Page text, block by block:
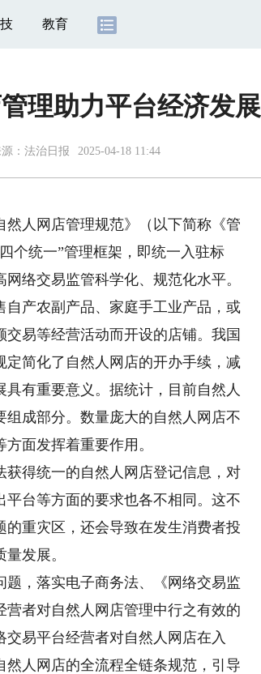
教育
理助力平台经济发展
： 法治日报 2025-04-18 11:44
人网店管理规范》（以下简称《管
个统一”管理框架，即统一入驻标
络交易监管科学化、规范化水平。
产农副产品、家庭手工业产品，或
易等经营活动而开设的店铺。我国
简化了自然人网店的开办手续，减
有重要意义。据统计，目前自然人
组成部分。数量庞大的自然人网店不
面发挥着重要作用。
得统一的自然人网店登记信息，对
台等方面的要求也各不相同。这不
重灾区，还会导致在发生消费者投
发展。
，落实电子商务法、《网络交易监
者对自然人网店管理中行之有效的
易平台经营者对自然人网店在入
人网店的全流程全链条规范，引导